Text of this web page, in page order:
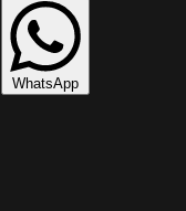
WhatsApp